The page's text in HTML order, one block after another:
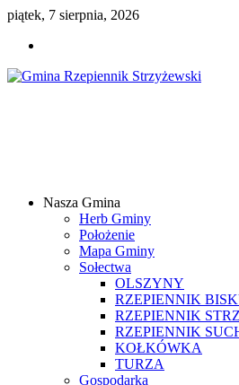
piątek, 7 sierpnia, 2026
Samorządowy
Internetowy
Nasza Gmina
Herb Gminy
Położenie
Mapa Gminy
Sołectwa
OLSZYNY
RZEPIENNIK
RZEPIENNIK
RZEPIENNIK
KOŁKÓWKA
TURZA
Gospodarka